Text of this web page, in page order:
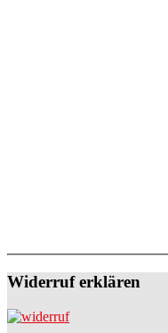
Widerruf erklären